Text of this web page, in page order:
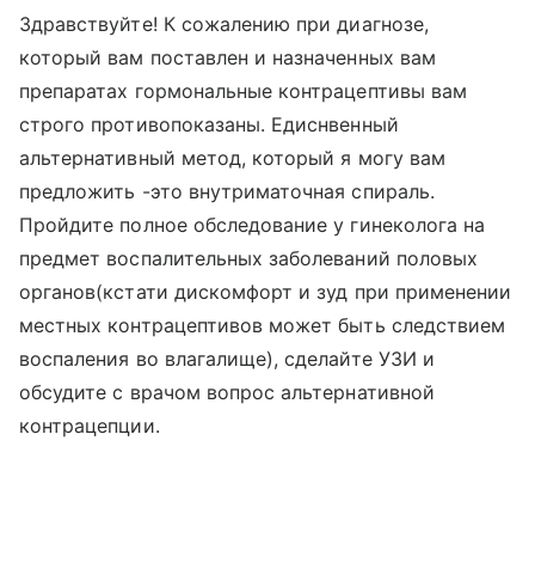
Здравствуйте! К сожалению при диагнозе,
который вам поставлен и назначенных вам
препаратах гормональные контрацептивы вам
строго противопоказаны. Едиснвенный
альтернативный метод, который я могу вам
предложить -это внутриматочная спираль.
Пройдите полное обследование у гинеколога на
предмет воспалительных заболеваний половых
органов(кстати дискомфорт и зуд при применении
местных контрацептивов может быть следствием
воспаления во влагалище), сделайте УЗИ и
обсудите с врачом вопрос альтернативной
контрацепции.